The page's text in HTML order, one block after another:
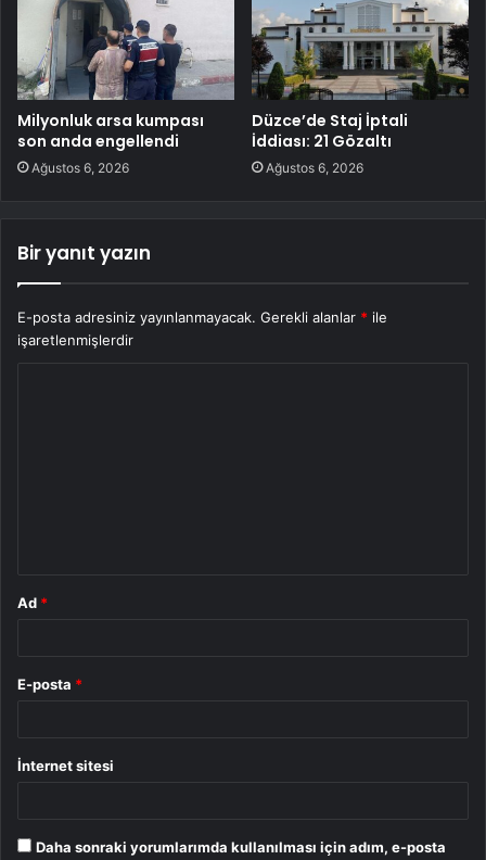
Milyonluk arsa kumpası
son anda engellendi
Ağustos 6, 2026
Düzce’de Staj İptali
İddiası: 21 Gözaltı
Ağustos 6, 2026
Bir yanıt yazın
E-posta adresiniz yayınlanmayacak. Gerekli alanlar * ile
işaretlenmişlerdir
Ad *
E-posta *
İnternet sitesi
Daha sonraki yorumlarımda kullanılması için adım, e-posta